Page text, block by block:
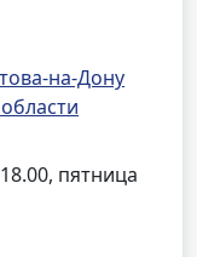
на-Дону
пятница